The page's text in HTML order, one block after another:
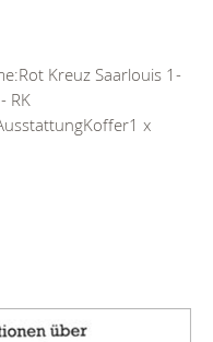
Kreuz Saarlouis 1-
RK
x